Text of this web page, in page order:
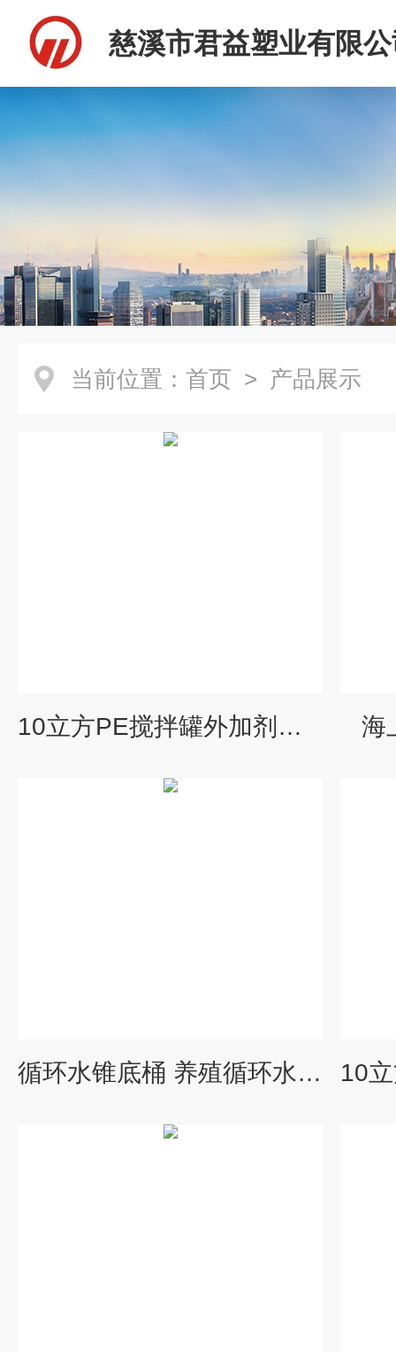
慈溪市君益塑业有限
当前位置： 首页 > 产品展示
10立方PE搅拌罐外加剂搅拌罐 海
循环水锥底桶 养殖循环水桶 循环水养殖桶